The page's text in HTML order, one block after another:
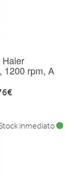
1200 rpm, A
inmediato